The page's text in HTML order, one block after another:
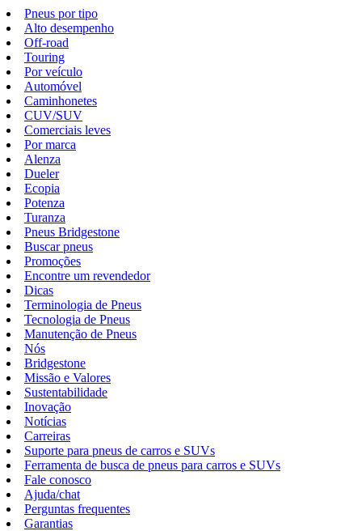
Pneus por tipo
Alto desempenho
Off-road
Touring
Por veículo
Automóvel
Caminhonetes
CUV/SUV
Comerciais leves
Por marca
Alenza
Dueler
Ecopia
Potenza
Turanza
Pneus Bridgestone
Buscar pneus
Promoções
Encontre um revendedor
Dicas
Terminologia de Pneus
Tecnologia de Pneus
Manutenção de Pneus
Nós
Bridgestone
Missão e Valores
Sustentabilidade
Inovação
Notícias
Carreiras
Suporte para pneus de carros e SUVs
Ferramenta de busca de pneus para carros e SUVs
Fale conosco
Ajuda/chat
Perguntas frequentes
Garantias